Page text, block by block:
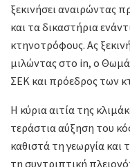
ξεκινήσει αναιρώντας
και τα δικαστήρια
κτηνοτρόφους. Ας
μιλώντας στο in, ο
ΣΕΚ και πρόεδρος των
Η κύρια αιτία της
τεράστια αύξηση του
καθιστά τη γεωργία και
τη συντριπτική